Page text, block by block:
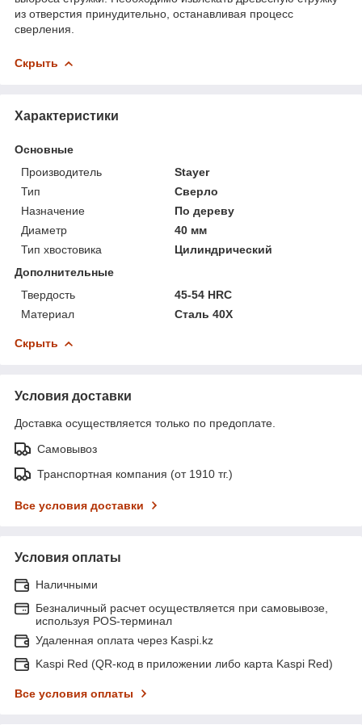
из отверстия принудительно, останавливая процесс
сверления.
Скрыть
Характеристики
Основные
Производитель
Stayer
Тип
Сверло
Назначение
По дереву
Диаметр
40 мм
Тип хвостовика
Цилиндрический
Дополнительные
Твердость
45-54 HRC
Материал
Сталь 40Х
Скрыть
Условия доставки
Доставка осуществляется только по предоплате.
Самовывоз
Транспортная компания (от 1910 тг.)
Все условия доставки
Условия оплаты
Наличными
Безналичный расчет осуществляется при самовывозе,
используя POS-терминал
Удаленная оплата через Kaspi.kz
Kaspi Red (QR-код в приложении либо карта Kaspi Red)
Все условия оплаты